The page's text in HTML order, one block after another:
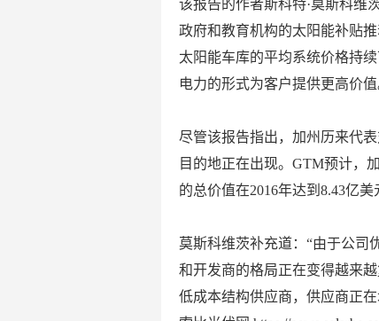
该报告的作者斯科特·莫斯科维
政府和教育机构的太阳能补贴
太阳能车库的平均系统价格持
电力的形式为客户提供更高价值
尽管该报告指出，加州历来代
目的地正在出现。GTM预计，
的总价值在2016年达到8.43亿美
莫斯科维茨补充道：“由于公司
和开发商的格局正在变得越来
低成本结构供应商，供应商正